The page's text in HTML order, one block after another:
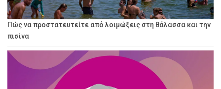
Πώς να προστατευτείτε από λοιμώξεις στη θάλασσα και την
πισίνα